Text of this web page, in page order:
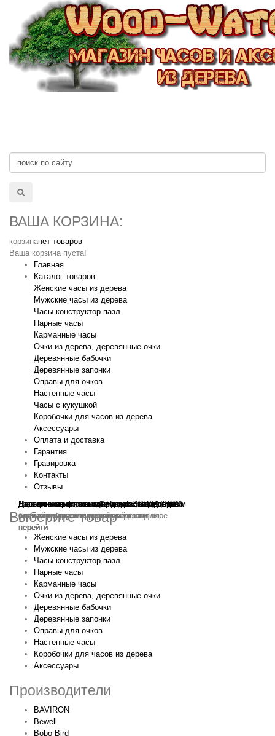
ВАША КОРЗИНА:
корзинанет товаров
Ваша корзина пуста!
Главная
Каталог товаров
Женские часы из дерева
Мужские часы из дерева
Часы конструктор пазл
Парные часы
Карманные часы
Очки из дерева, деревянные очки
Деревянные бабочки
Деревянные запонки
Оправы для очков
Настенные часы
Часы с кукушкой
Коробочки для часов из дерева
Аксессуары
Оплата и доставка
Гарантия
Гравировка
Контакты
Отзывы
Гравировка на часахобычнаяБЕСПЛАТНО
сделай подарок индивидуальным
перейти
Деревянные флешкии ручкис гравировкой
сделаем подарок эксклюзивным
перейти
Настенные резныечасыНатуральное дерево
ручная работа в единичном экземпляре
перейти
Парные часыотличный подарок влюблённым
на годовщину или семейный праздник
перейти
Деревянные оправыдля очковбез диоптрий
будь стильным всегда и везде
перейти
Выберите товар
Женские часы из дерева
Мужские часы из дерева
Часы конструктор пазл
Парные часы
Карманные часы
Очки из дерева, деревянные очки
Деревянные бабочки
Деревянные запонки
Оправы для очков
Настенные часы
Коробочки для часов из дерева
Аксессуары
Производители
BAVIRON
Bewell
Bobo Bird